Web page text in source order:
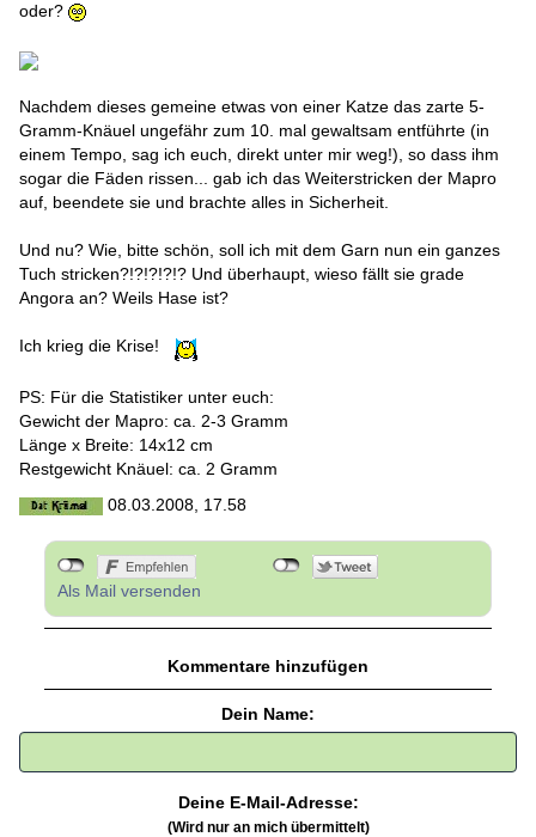
oder?
Nachdem dieses gemeine etwas von einer Katze das zarte 5-
Gramm-Knäuel ungefähr zum 10. mal gewaltsam entführte (in
einem Tempo, sag ich euch, direkt unter mir weg!), so dass ihm
sogar die Fäden rissen... gab ich das Weiterstricken der Mapro
auf, beendete sie und brachte alles in Sicherheit.
Und nu? Wie, bitte schön, soll ich mit dem Garn nun ein ganzes
Tuch stricken?!?!?!?!? Und überhaupt, wieso fällt sie grade
Angora an? Weils Hase ist?
Ich krieg die Krise!
PS: Für die Statistiker unter euch:
Gewicht der Mapro: ca. 2-3 Gramm
Länge x Breite: 14x12 cm
Restgewicht Knäuel: ca. 2 Gramm
08.03.2008, 17.58
Als Mail versenden
Kommentare hinzufügen
Dein Name:
Deine E-Mail-Adresse:
(Wird nur an mich übermittelt)